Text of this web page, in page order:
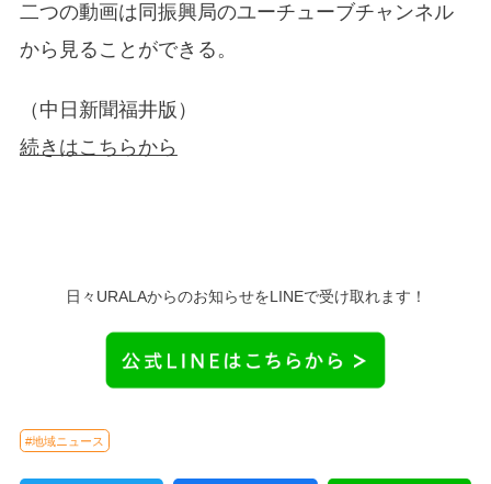
二つの動画は同振興局のユーチューブチャンネル
から見ることができる。
（中日新聞福井版）
続きはこちらから
日々URALAからのお知らせをLINEで受け取れます！
#地域ニュース